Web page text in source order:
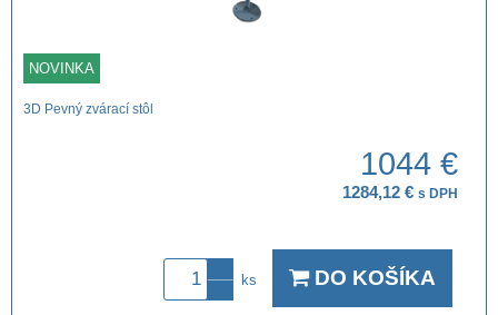
NOVINKA
3D Pevný zvárací stôl
1044 €
1284,12 € s DPH
ks DO KOŠÍKA